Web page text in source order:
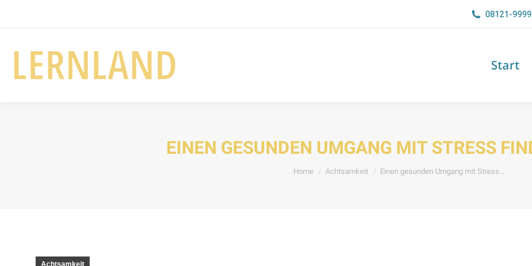
08121-
Start
EINEN GESUNDEN UMGANG MIT STRESS
You are here:
Home Achtsamkeit Einen gesunden Umgang mit Stress…
Achtsamkeit